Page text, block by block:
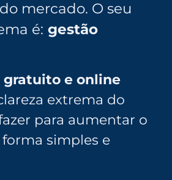
mercado. O seu
é: gestão
gratuito e online
extrema do
para aumentar o
simples e